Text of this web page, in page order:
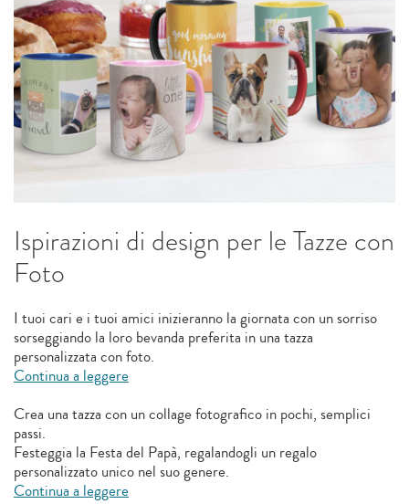
Ispirazioni di design per le Tazze con
Foto
I tuoi cari e i tuoi amici inizieranno la giornata con un sorriso
sorseggiando la loro bevanda preferita in una tazza
personalizzata con foto.
Continua a leggere
Crea una tazza con un collage fotografico in pochi, semplici
passi.
Festeggia la Festa del Papà, regalandogli un regalo
personalizzato unico nel suo genere.
Continua a leggere